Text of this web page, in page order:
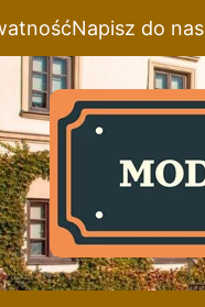
Napisz do nas